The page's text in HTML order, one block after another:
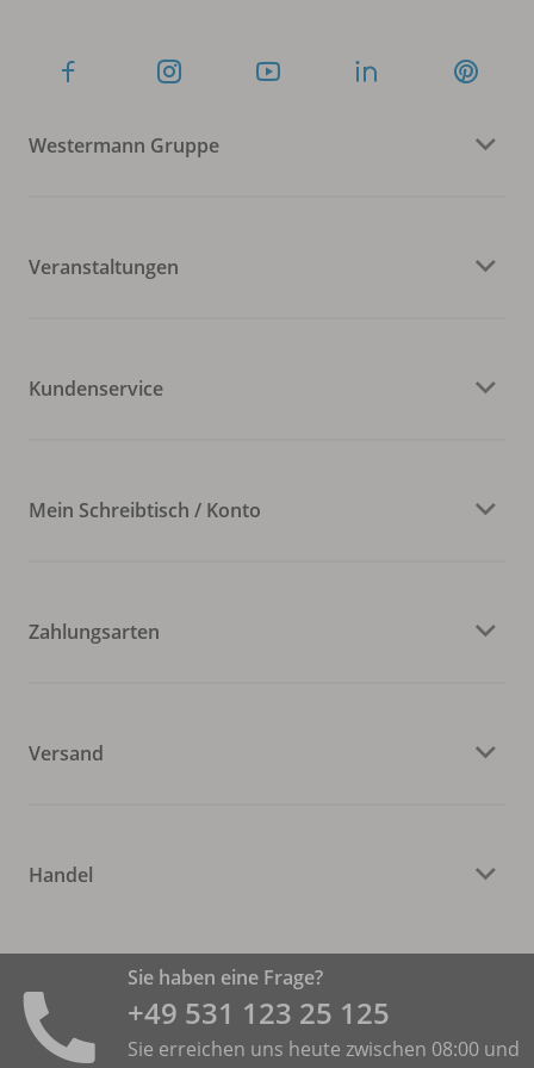
Westermann Gruppe
Veranstaltungen
Kundenservice
Mein Schreibtisch / Konto
Zahlungsarten
Versand
Handel
Sie haben eine Frage?
+49 531 ­123 25 125
Sie erreichen uns heute zwischen 08:00 und